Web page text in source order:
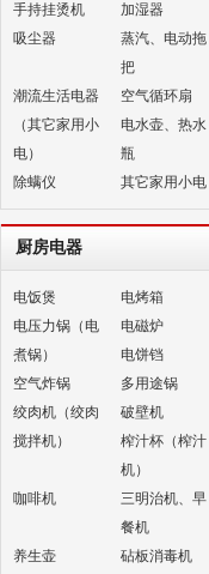
手持挂烫机
加湿器
吸尘器
蒸汽、电动拖
把
潮流生活电器
（其它家用小
电）
空气循环扇
电水壶、热水
瓶
除螨仪
其它家用小电
厨房电器
电饭煲
电烤箱
电压力锅（电
煮锅）
电磁炉
电饼铛
空气炸锅
多用途锅
绞肉机（绞肉
搅拌机）
破壁机
榨汁杯（榨汁
机）
咖啡机
三明治机、早
餐机
养生壶
砧板消毒机